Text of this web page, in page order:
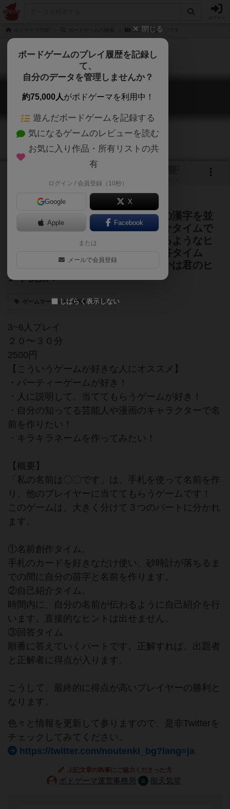
私の名前は〇〇です
私の名前は〇〇です
Watashino Namaeha XX desu
砂時計が落ちるまでの間に、手札の漢字を並
べて苗字と名前を作ろう！自己紹介タイムで
は、自分の名前を連想してもらえるようなヒ
ントを皆に伝えるんだ！最後の回答タイム
で、自分の名前を当ててもらえるかは君のヒ
ント次第！
ゲームマーケット2019春（東京）
3~6人プレイ
２０〜３０分
2500円
【こういうゲームが好きな人にオススメ】
・パーティーゲームが好き！
・人に説明して、当ててもらうゲームが好き！
・自分の知ってる芸能人や漫画のキャラクターで名
前を作りたい！
・キラキラネームを作ってみたい！
【概要】
「私の名前は〇〇です」は、手札を使って名前を作
り、他のプレイヤーに当ててもらうゲームです！
このゲームは、大きく分けて３つのパートに分かれ
ます。
①名前創作タイム。
手札のカードを好きなだけ使い、砂時計が落ちるま
での間に自分の苗字と名前を作ります。
②自己紹介タイム。
時間内に、自分の名前が伝わるように自己紹介を行
います。直接的なヒントは出せません。
③回答タイム
順番に答えていくパートです。正解すれば、出題者
と正解者に得点が入ります。
こうして、最終的に得点が高いプレイヤーの勝利と
なります。
色々と情報を更新して参りますので、是非Twitterを
チェックしてみてください。
https://twitter.com/noutenki_bg?lang=ja
上記文章の執筆にご協力くださった方
ボドゲーマ運営事務局 能天気堂
閉じる
ボードゲームのプレイ履歴を記録し
て、
自分のデータを管理しませんか？
約75,000人がボドゲーマを利用中！
遊んだボードゲームを記録する
気になるゲームのレビューを読む
お気に入り作品・所有リストの共
有
ログイン / 会員登録（10秒）
Google X
Apple Facebook
または
メールで会員登録
しばらく表示しない